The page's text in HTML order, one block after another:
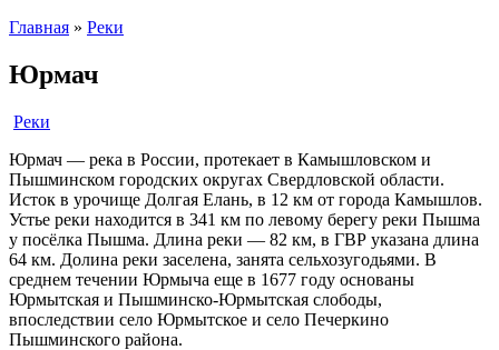
Главная » Реки
Юрмач
Реки
Юрмач — река в России, протекает в Камышловском и
Пышминском городских округах Свердловской области.
Исток в урочище Долгая Елань, в 12 км от города Камышлов.
Устье реки находится в 341 км по левому берегу реки Пышма
у посёлка Пышма. Длина реки — 82 км, в ГВР указана длина
64 км. Долина реки заселена, занята сельхозугодьями. В
среднем течении Юрмыча еще в 1677 году основаны
Юрмытская и Пышминско-Юрмытская слободы,
впоследствии село Юрмытское и село Печеркино
Пышминского района.